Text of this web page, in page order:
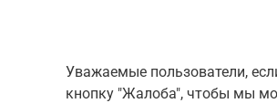
Уважаемые пользователи,
кнопку "Жалоба", чтобы мы